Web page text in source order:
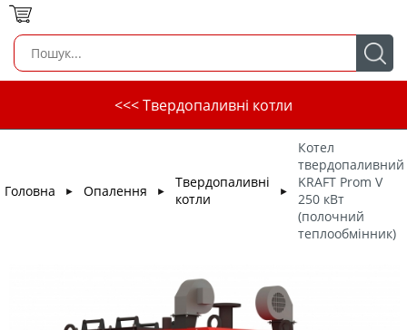
<<< Твердопаливні котли
Головна ► Опалення ►
Твердопаливні
котли
►
Котел
твердопаливний
KRAFT Prom V
250 кВт
(полочний
теплообмінник)